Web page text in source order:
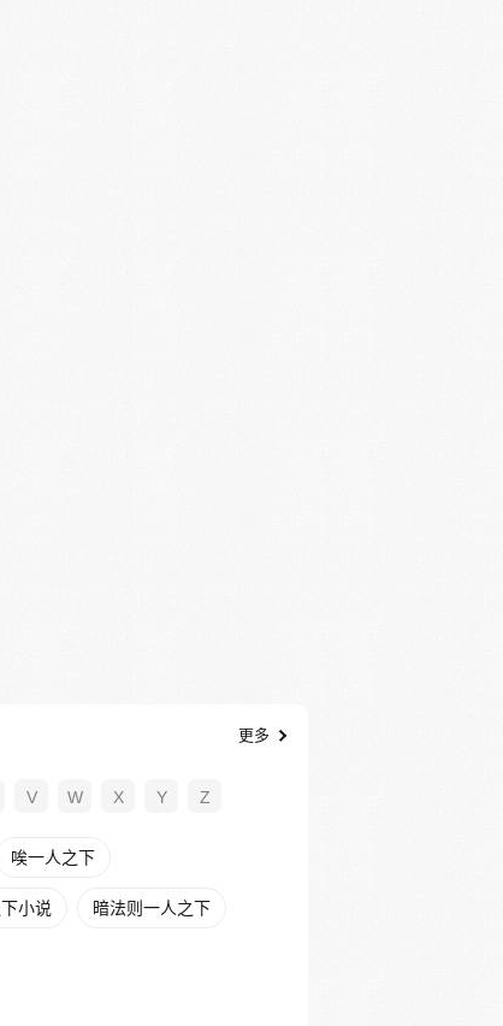
更多
V W X Y Z
唉一人之下
小说 暗法则一人之下